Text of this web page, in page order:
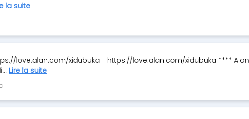
la suite
love.alan.com/xidubuka - https://love.alan.com/xidubuka **** Alan
Lire la suite